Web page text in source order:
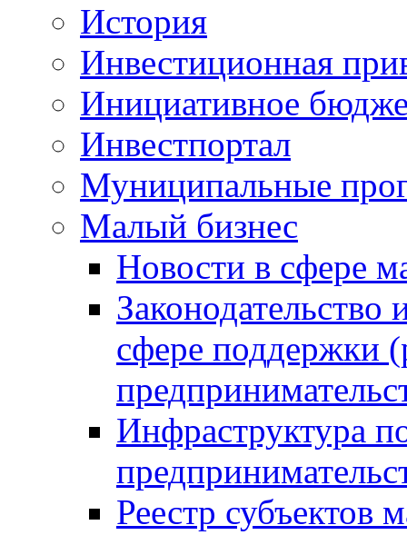
История
Инвестиционная
Инициативное
Инвестпортал
Муниципальные
Малый бизнес
Новости в сфере
сфере поддержки
Инфраструктура
Реестр субъектов